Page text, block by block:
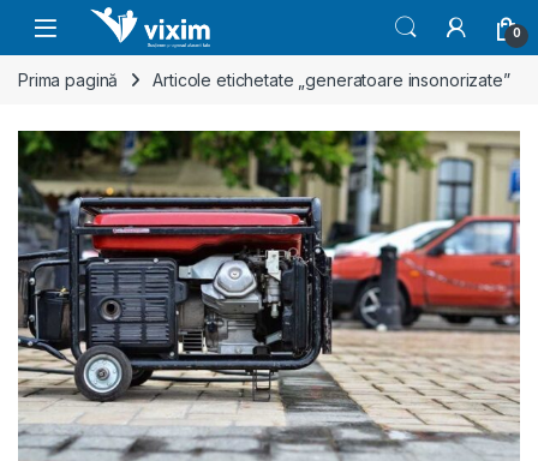
Skip to navigation
Skip to content
0
Prima pagină Articole etichetate „generatoare insonorizate”